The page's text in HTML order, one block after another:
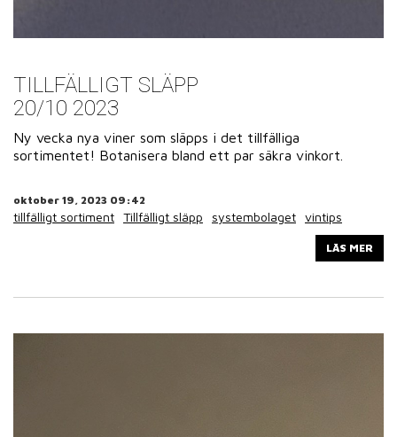
TILLFÄLLIGT SLÄPP
20/10 2023
Ny vecka nya viner som släpps i det tillfälliga
sortimentet! Botanisera bland ett par säkra vinkort.
oktober 19, 2023 09:42
tillfälligt sortiment Tillfälligt släpp systembolaget vintips
LÄS MER